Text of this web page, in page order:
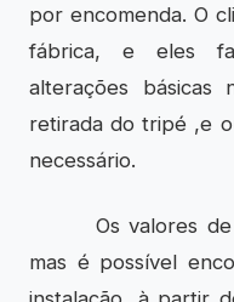
por encomenda. O
fábrica, e eles
alterações básicas
retirada do tripé ,e
necessário.
Os valores de
mas é possível